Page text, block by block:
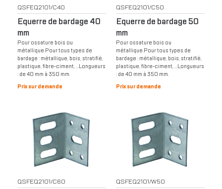
QSFEQ2101/C40
Equerre de bardage 40
mm
Pour ossature bois ou
métallique.Pour tous types de
bardage : métallique, bois, stratifié,
plastique, fibre-ciment, …Longueurs
: de 40 mm à 350 mm.
Prix sur demande
QSFEQ2101/C50
Equerre de bardage 50
mm
Pour ossature bois ou
métallique.Pour tous types de
bardage : métallique, bois, stratifié,
plastique, fibre-ciment, …Longueurs
: de 40 mm à 350 mm.
Prix sur demande
QSFEQ2101/C60 QSFEQ2101/W50